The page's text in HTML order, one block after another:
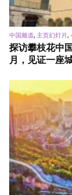
中国频道, 主页幻灯片,
探访攀枝花中
月，见证一座